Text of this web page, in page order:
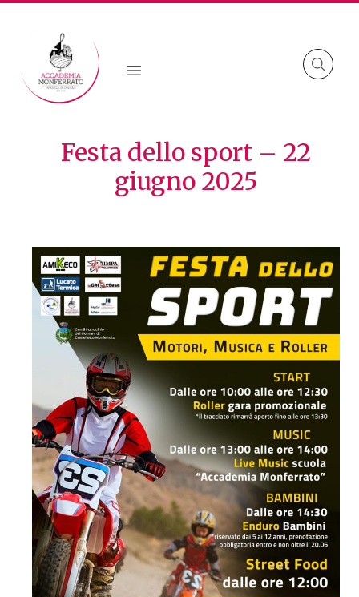
Skip to content
Festa dello sport – 22
giugno 2025